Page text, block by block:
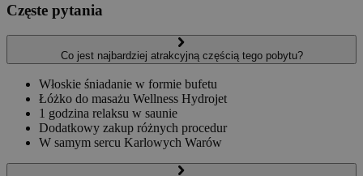
Częste pytania
Co jest najbardziej atrakcyjną częścią tego pobytu?
Włoskie śniadanie w formie bufetu
Łóżko do masażu Wellness Hydrojet
1 godzina relaksu w saunie
Dodatkowy zakup różnych procedur
W samym sercu Karlowych Warów